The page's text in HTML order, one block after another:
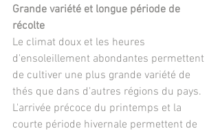
Grande variété et longue période de
récolte
Le climat doux et les heures
d'ensoleillement abondantes permettent
de cultiver une plus grande variété de
thés que dans d'autres régions du pays.
L'arrivée précoce du printemps et la
courte période hivernale permettent de